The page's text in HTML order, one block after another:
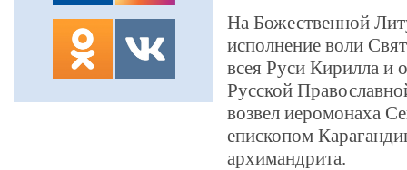
На Божественной
исполнение воли
всея Руси Кирилла и
Русской
возвел иеромонаха
епископом
архимандрита.